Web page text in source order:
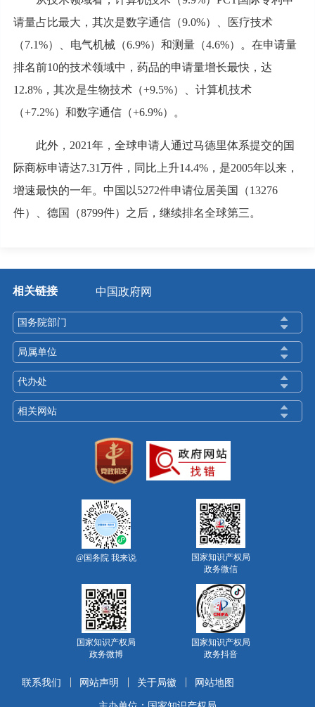
请量占比最大，其次是数字通信（9.0%）、医疗技术
（7.1%）、电气机械（6.9%）和测量（4.6%）。在申请量
排名前10的技术领域中，药品的申请量增长最快，达
12.8%，其次是生物技术（+9.5%）、计算机技术
（+7.2%）和数字通信（+6.9%）。
此外，2021年，全球申请人通过马德里体系提交的国
际商标申请达7.31万件，同比上升14.4%，是2005年以来，
增速最快的一年。中国以5272件申请位居美国（13276
件）、德国（8799件）之后，继续排名全球第三。
相关链接 中国政府网
国务院部门
局属单位
代办处
相关网站
@国务院 我来说
国家知识产权局
政务微信
国家知识产权局
政务微博
国家知识产权局
政务抖音
联系我们 网站声明 关于局徽 网站地图